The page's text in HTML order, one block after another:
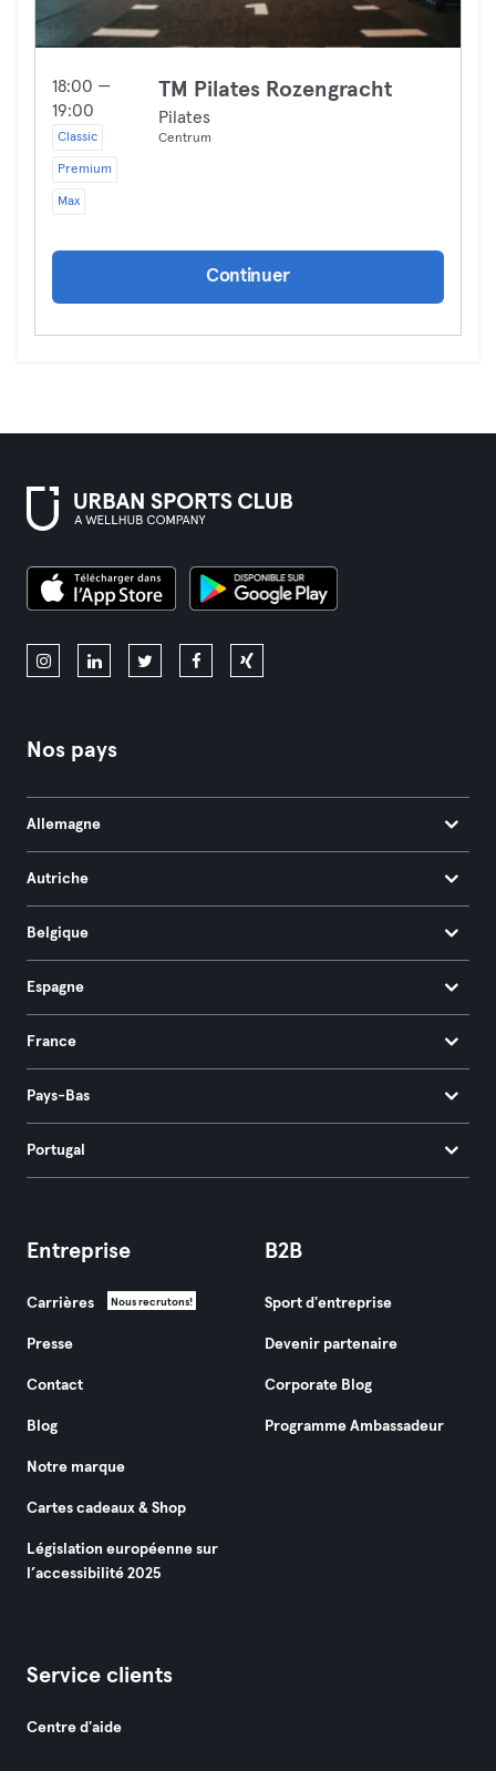
18:00 —
19:00
Classic
Premium
Max
TM Pilates Rozengracht
Pilates
Centrum
Continuer
Nos pays
Allemagne
Autriche
Belgique
Espagne
France
Pays-Bas
Portugal
Entreprise
Carrières Nous recrutons!
Presse
Contact
Blog
Notre marque
Cartes cadeaux & Shop
Législation européenne sur
l’accessibilité 2025
B2B
Sport d'entreprise
Devenir partenaire
Corporate Blog
Programme Ambassadeur
Service clients
Centre d'aide